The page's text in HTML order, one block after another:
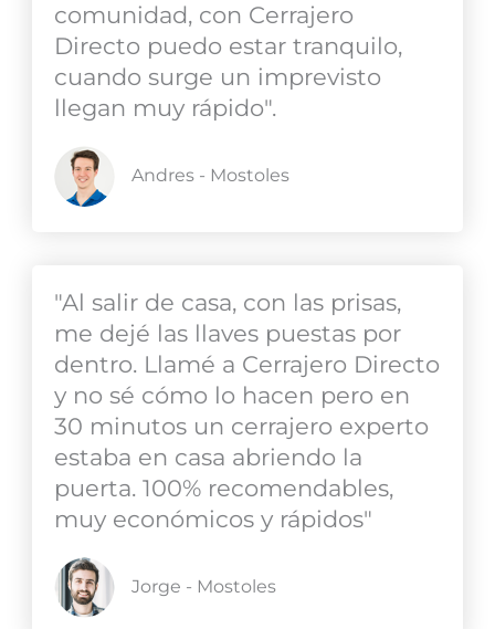
comunidad, con Cerrajero
Directo puedo estar tranquilo,
cuando surge un imprevisto
llegan muy rápido".
Andres - Mostoles
"Al salir de casa, con las prisas,
me dejé las llaves puestas por
dentro. Llamé a Cerrajero Directo
y no sé cómo lo hacen pero en
30 minutos un cerrajero experto
estaba en casa abriendo la
puerta. 100% recomendables,
muy económicos y rápidos"
Jorge - Mostoles